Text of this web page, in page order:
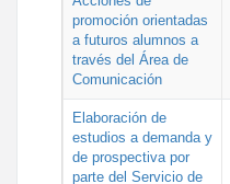
promoción orientadas
a futuros alumnos a
través del Área de
Comunicación
Elaboración de
estudios a demanda y
de prospectiva por
parte del Servicio de